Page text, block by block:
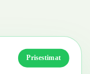
Prisestimat